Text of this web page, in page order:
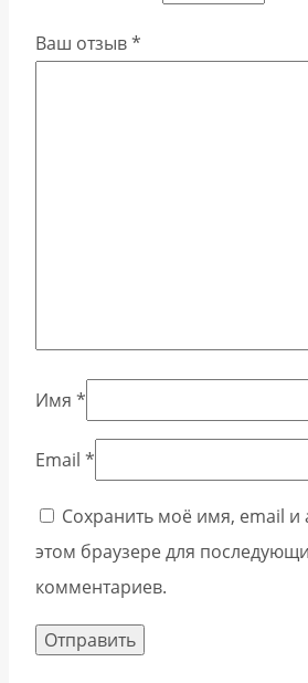
Ваш отзыв*
Имя *
Email *
Сохранить моё имя, email и
этом браузере для
комментариев.